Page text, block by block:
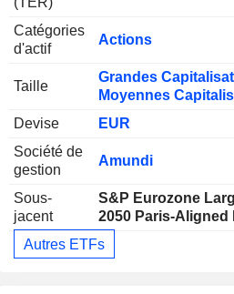
Catégories
d'actif
Actions
Taille
Grandes
Moyennes
Devise
EUR
Société de
gestion
Amundi
Sous-
jacent
S&P Eurozone
2050 Paris-Aligned
Autres ETFs